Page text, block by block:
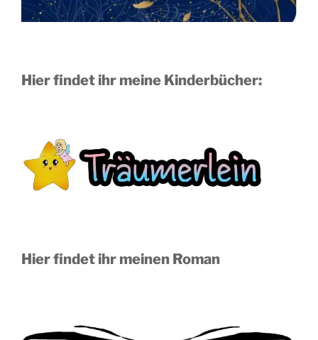
Hier findet ihr meine Kinderbücher:
Hier findet ihr meinen Roman